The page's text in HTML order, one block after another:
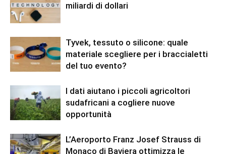
miliardi di dollari
Tyvek, tessuto o silicone: quale
materiale scegliere per i braccialetti
del tuo evento?
I dati aiutano i piccoli agricoltori
sudafricani a cogliere nuove
opportunità
L’Aeroporto Franz Josef Strauss di
Monaco di Baviera ottimizza le